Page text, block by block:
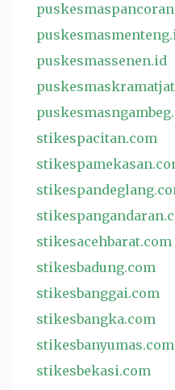
puskesmassenen.id
stikespacitan.com
stikesacehbarat.com
stikesbadung.com
stikesbanggai.com
stikesbangka.com
stikesbanyumas.com
stikesbekasi.com